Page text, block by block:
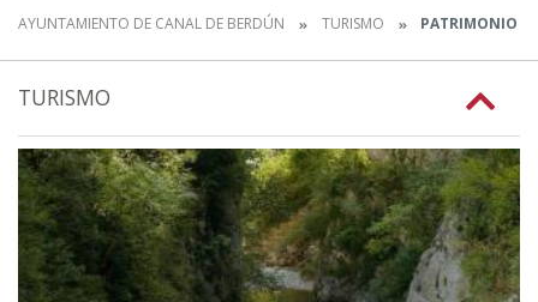
AYUNTAMIENTO DE CANAL DE BERDÚN TURISMO PATRIMONIO
TURISMO